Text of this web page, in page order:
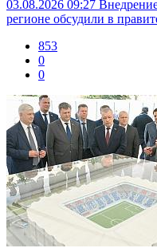
03.08.2026 09:27
регионе обсудили в
853
0
0